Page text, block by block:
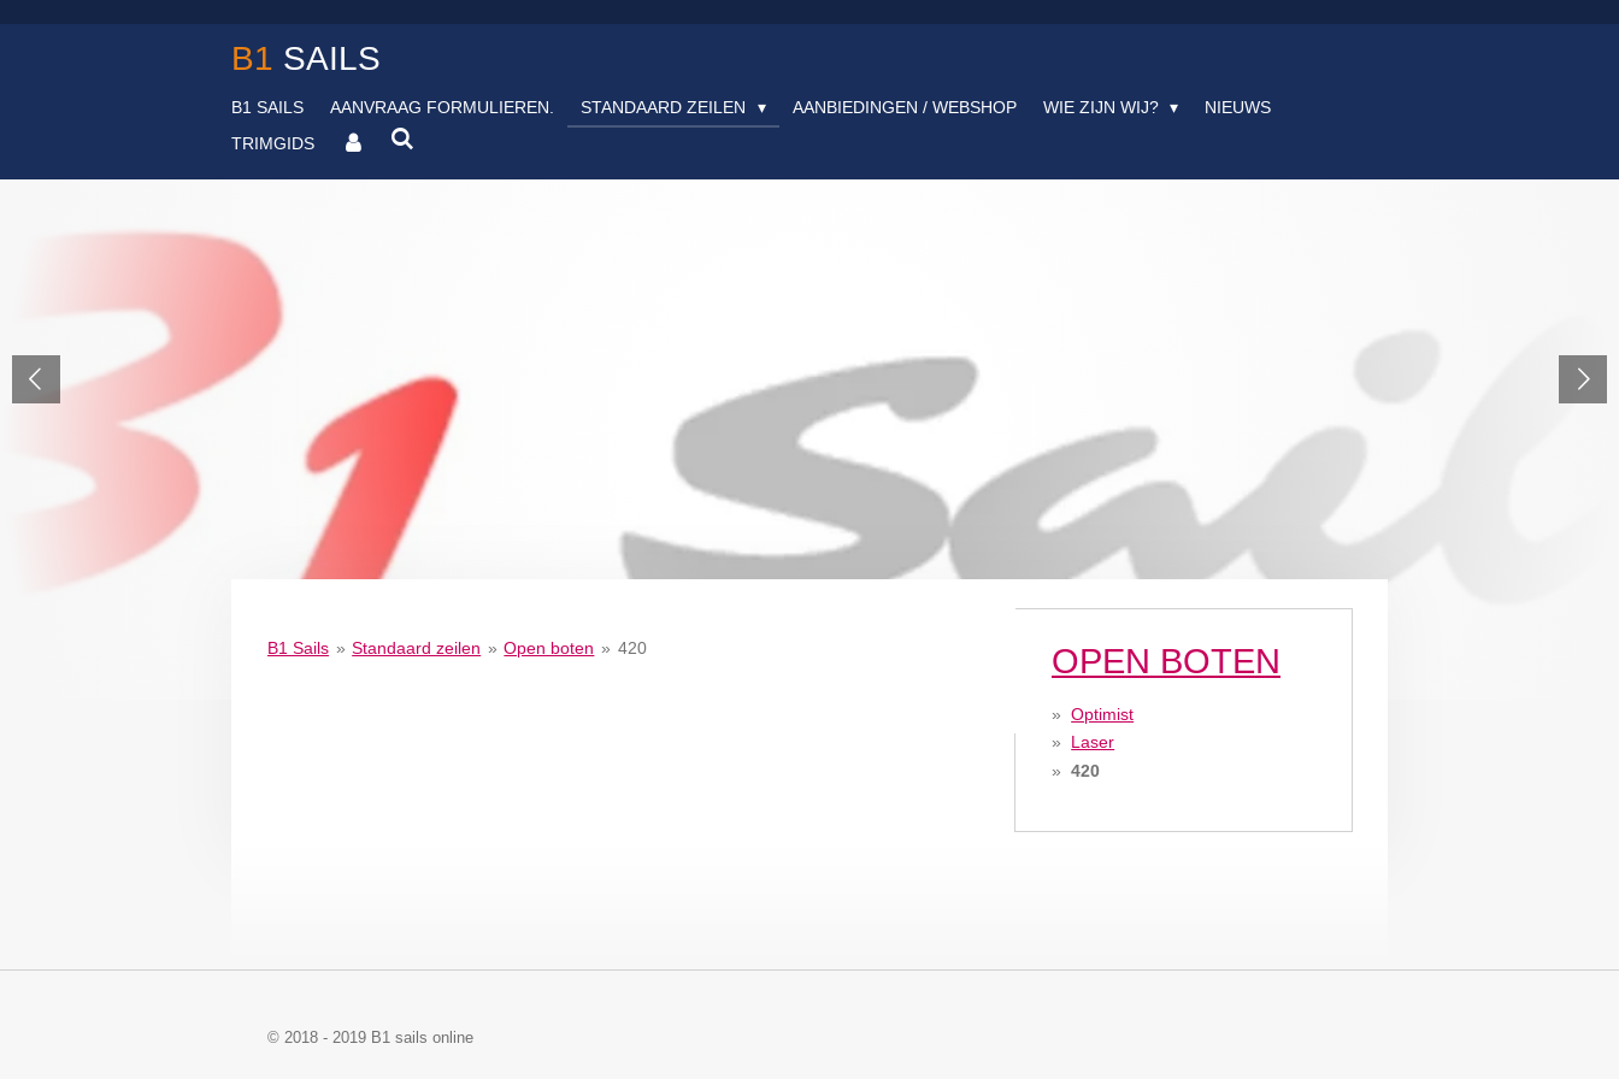
B1 SAILS
B1 SAILS AANVRAAG FORMULIEREN. STANDAARD ZEILEN AANBIEDINGEN / WEBSHOP WIE ZIJN WIJ?
NIEUWS
TRIMGIDS
B1 Sails » Standaard zeilen » Open boten » 420 OPEN BOTEN
Optimist
Laser
420
© 2018 - 2019 B1 sails online